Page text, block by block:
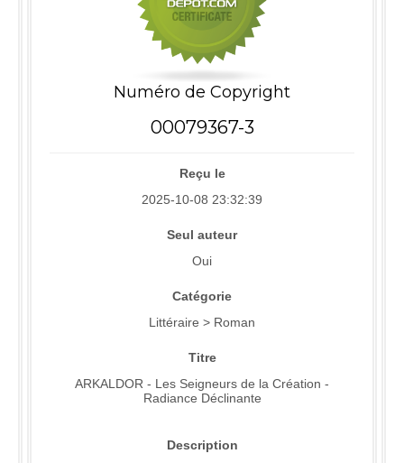
Numéro de Copyright
00079367-3
Reçu le
2025-10-08 23:32:39
Seul auteur
Oui
Catégorie
Littéraire > Roman
Titre
ARKALDOR - Les Seigneurs de la Création -
Radiance Déclinante
Description